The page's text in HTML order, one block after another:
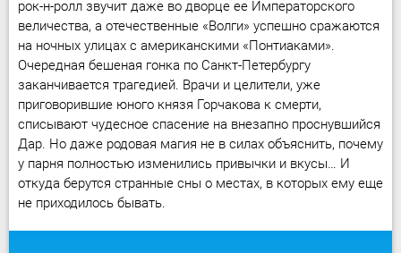
рок-н-ролл звучит даже во дворце ее Императорского
величества, а отечественные «Волги» успешно сражаются
на ночных улицах с американскими «Понтиаками».
Очередная бешеная гонка по Санкт-Петербургу
заканчивается трагедией. Врачи и целители, уже
приговорившие юного князя Горчакова к смерти,
списывают чудесное спасение на внезапно проснувшийся
Дар. Но даже родовая магия не в силах объяснить, почему
у парня полностью изменились привычки и вкусы… И
откуда берутся странные сны о местах, в которых ему еще
не приходилось бывать.